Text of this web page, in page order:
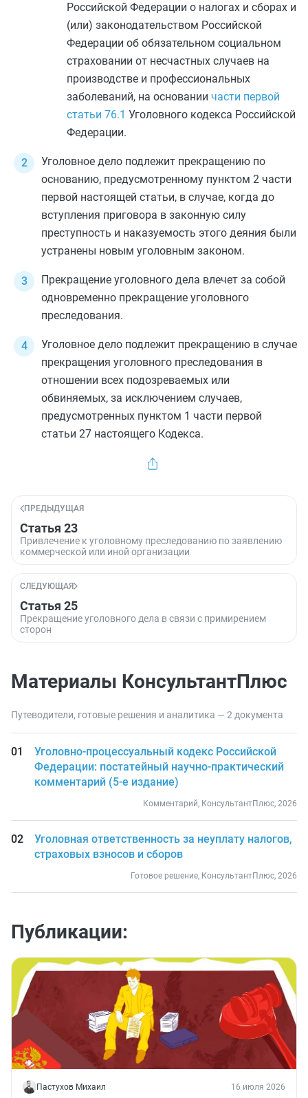
Российской Федерации о налогах и сборах и
(или) законодательством Российской
Федерации об обязательном социальном
страховании от несчастных случаев на
производстве и профессиональных
заболеваний, на основании части первой
статьи 76.1 Уголовного кодекса Российской
Федерации.
Уголовное дело подлежит прекращению по
основанию, предусмотренному пунктом 2 части
первой настоящей статьи, в случае, когда до
вступления приговора в законную силу
преступность и наказуемость этого деяния были
устранены новым уголовным законом.
Прекращение уголовного дела влечет за собой
одновременно прекращение уголовного
преследования.
Уголовное дело подлежит прекращению в случае
прекращения уголовного преследования в
отношении всех подозреваемых или
обвиняемых, за исключением случаев,
предусмотренных пунктом 1 части первой
статьи 27 настоящего Кодекса.
ПРЕДЫДУЩАЯ
Статья 23
Привлечение к уголовному преследованию по заявлению
коммерческой или иной организации
СЛЕДУЮЩАЯ
Статья 25
Прекращение уголовного дела в связи с примирением
сторон
Материалы КонсультантПлюс
Путеводители, готовые решения и аналитика — 2 документа
Уголовно-процессуальный кодекс Российской
Федерации: постатейный научно-практический
комментарий (5-е издание)
Комментарий, КонсультантПлюс, 2026
Уголовная ответственность за неуплату налогов,
страховых взносов и сборов
Готовое решение, КонсультантПлюс, 2026
Публикации:
Пастухов Михаил 16 июля 2026